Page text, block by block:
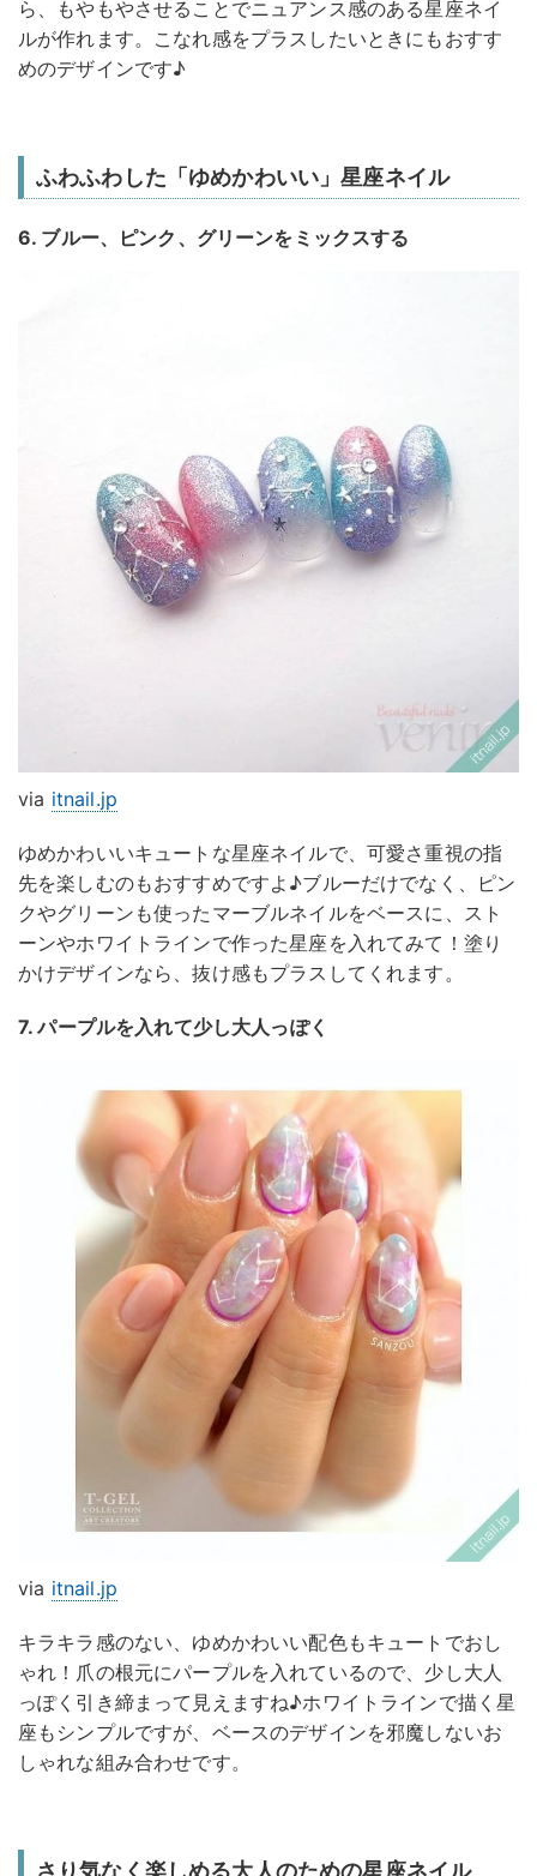
ら、もやもやさせることでニュアンス感のある星座ネイ
ルが作れます。こなれ感をプラスしたいときにもおすす
めのデザインです♪
ふわふわした「ゆめかわいい」星座ネイル
6. ブルー、ピンク、グリーンをミックスする
via itnail.jp
ゆめかわいいキュートな星座ネイルで、可愛さ重視の指
先を楽しむのもおすすめですよ♪ブルーだけでなく、ピン
クやグリーンも使ったマーブルネイルをベースに、スト
ーンやホワイトラインで作った星座を入れてみて！塗り
かけデザインなら、抜け感もプラスしてくれます。
7. パープルを入れて少し大人っぽく
via itnail.jp
キラキラ感のない、ゆめかわいい配色もキュートでおし
ゃれ！爪の根元にパープルを入れているので、少し大人
っぽく引き締まって見えますね♪ホワイトラインで描く星
座もシンプルですが、ベースのデザインを邪魔しないお
しゃれな組み合わせです。
さり気なく楽しめる大人のための星座ネイル